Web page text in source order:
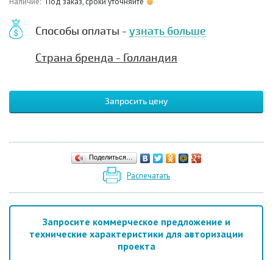
Способы оплаты - узнать больше
Страна бренда - Голландия
Запросить цену
Поделиться…
Распечатать
Запросите коммерческое предложение и
технические характеристики для авторизации
проекта